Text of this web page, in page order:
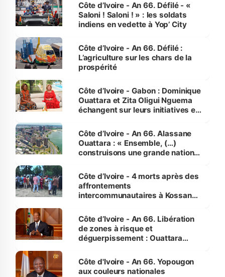
Côte d’Ivoire - An 66. Défilé - «
Saloni ! Saloni ! » : les soldats
indiens en vedette à Yop’ City
Côte d’Ivoire - An 66. Défilé :
L’agriculture sur les chars de la
prospérité
Côte d’Ivoire - Gabon : Dominique
Ouattara et Zita Oligui Nguema
échangent sur leurs initiatives en
enfants
Côte d’Ivoire - An 66. Alassane
Ouattara : « Ensemble, (…)
construisons une grande nation
générations futures »
Côte d’Ivoire - 4 morts après des
affrontements
intercommunautaires à Kossandji
milieu des sinistrés
Côte d’Ivoire - An 66. Libération
de zones à risque et
déguerpissement : Ouattara
l'Etat de droit pour préserver les
vies humaines »
Côte d'Ivoire - An 66. Yopougon
aux couleurs nationales